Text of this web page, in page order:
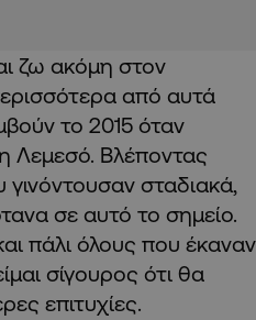
ζω ακόμη στον
από αυτά
το 2015 όταν
Λεμεσό. Βλέποντας
σταδιακά,
σε αυτό το σημείο.
πάλι όλους που έκαναν
σίγουρος ότι θα
επιτυχίες.